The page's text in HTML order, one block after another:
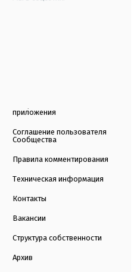
приложения
Соглашение пользователя
Сообщества
Правила комментирования
Техническая информация
Контакты
Вакансии
Структура собственности
Архив